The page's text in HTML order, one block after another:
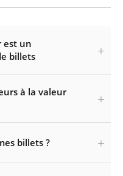
est un
billets
à la valeur
billets ?